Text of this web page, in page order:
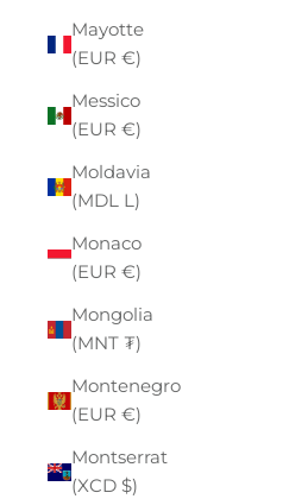
Mayotte
(EUR €)
Messico
(EUR €)
Moldavia
(MDL L)
Monaco
(EUR €)
Mongolia
(MNT ₮)
Montenegro
(EUR €)
Montserrat
(XCD $)